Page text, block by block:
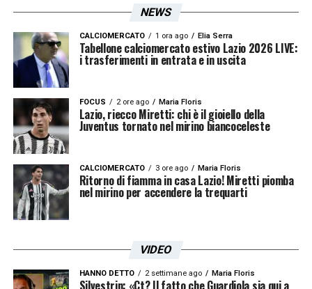
PEDRAZA E DIOGO LEITE-
contratto firmato da Pedraza, arriverà a
luglio alla Lazio. Diogo Leite l’abbiamo
sentito ma ha avuto un infortunio che lo terrà
fuori per 6 settimane, c’è l’accordo con il suo
avvocato. Lui voleva venire prima del
mercato e prima dell’infortunio. E’ giunto il
momento di abbassare subito i toni, parlo di
tutti e di me stesso. C’è un clima non bello,
uno che per la verità si respira all’esterno.
Come avete sentito i nuovi hanno parlato in
spogliatoio e di Sarri. Non ci sono delle
NEWS
CALCIOMERCATO 1 ora ago Elia Serra
Tabellone calciomercato estivo Lazio 2026 LIVE:
i trasferimenti in entrata e in uscita
FOCUS 2 ore ago Maria Floris
Lazio, riecco Miretti: chi è il gioiello della
Juventus tornato nel mirino biancoceleste
CALCIOMERCATO 3 ore ago Maria Floris
Ritorno di fiamma in casa Lazio! Miretti piomba
nel mirino per accendere la trequarti
VIDEO
HANNO DETTO 2 settimane ago Maria Floris
Silvestrin: «Ct? Il fatto che Guardiola sia qui a